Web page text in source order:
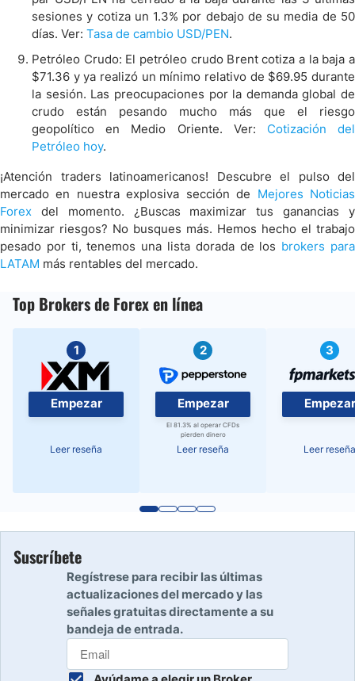
sesiones y cotiza un 1.3% por debajo de su media de 50
días. Ver: Tasa de cambio USD/PEN.
Petróleo Crudo: El petróleo crudo Brent cotiza a la baja a
$71.36 y ya realizó un mínimo relativo de $69.95 durante
la sesión. Las preocupaciones por la demanda global de
crudo están pesando mucho más que el riesgo
geopolítico en Medio Oriente. Ver: Cotización del
Petróleo hoy.
¡Atención traders latinoamericanos! Descubre el pulso del
mercado en nuestra explosiva sección de Mejores Noticias
Forex del momento. ¿Buscas maximizar tus ganancias y
minimizar riesgos? No busques más. Hemos hecho el trabajo
pesado por ti, tenemos una lista dorada de los brokers para
LATAM más rentables del mercado.
Top Brokers de Forex en línea
1
Empezar
Leer reseña
2
Empezar
El 81.3% al operar CFDs
pierden dinero
Leer reseña
3
Empezar
Leer reseña
Suscríbete
Regístrese para recibir las últimas
actualizaciones del mercado y las
señales gratuitas directamente a su
bandeja de entrada.